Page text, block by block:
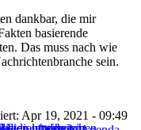
dankbar, die mir
basierende
Das muss nach wie
sein.
Apr 19, 2021 - 09:49